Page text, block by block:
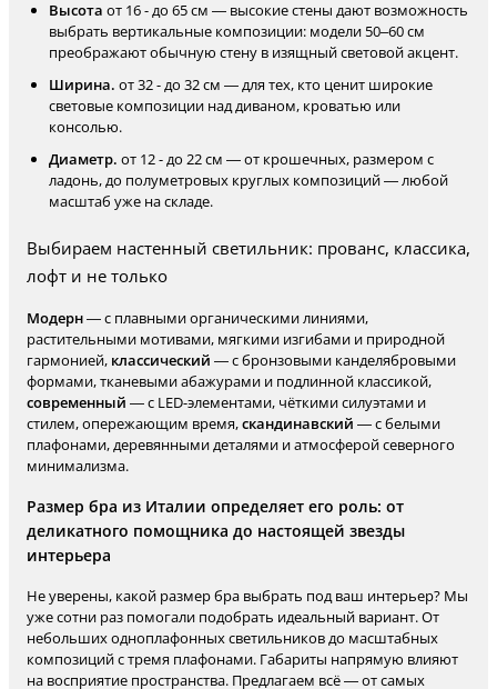
Высота от 16 - до 65 см — высокие стены дают возможность
выбрать вертикальные композиции: модели 50–60 см
преображают обычную стену в изящный световой акцент.
Ширина. от 32 - до 32 см — для тех, кто ценит широкие
световые композиции над диваном, кроватью или
консолью.
Диаметр. от 12 - до 22 см — от крошечных, размером с
ладонь, до полуметровых круглых композиций — любой
масштаб уже на складе.
Выбираем настенный светильник: прованс, классика,
лофт и не только
Модерн— с плавными органическими линиями,
растительными мотивами, мягкими изгибами и природной
гармонией, классический — с бронзовыми канделябровыми
формами, тканевыми абажурами и подлинной классикой,
современный — с LED-элементами, чёткими силуэтами и
стилем, опережающим время,скандинавский — с белыми
плафонами, деревянными деталями и атмосферой северного
минимализма.
Размер бра из Италии определяет его роль: от
деликатного помощника до настоящей звезды
интерьера
Не уверены, какой размер бра выбрать под ваш интерьер? Мы
уже сотни раз помогали подобрать идеальный вариант. От
небольших одноплафонных светильников до масштабных
композиций с тремя плафонами. Габариты напрямую влияют
на восприятие пространства. Предлагаем всё — от самых